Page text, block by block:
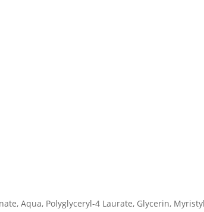
Aqua, Polyglyceryl-4 Laurate, Glycerin,